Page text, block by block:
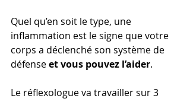
Quel qu’en soit le type, une
inflammation est le signe que votre
corps a déclenché son système de
défense et vous pouvez l’aider.
Le réflexologue va travailler sur 3